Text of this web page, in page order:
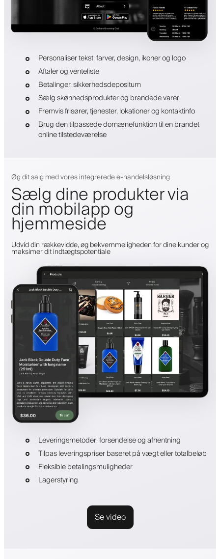
Personaliser tekst, farver, design, ikoner og logo
Aftaler og venteliste
Betalinger, sikkerhedsdepositum
Sælg skønhedsprodukter og brandede varer
Fremvis frisører, tjenester, lokationer og kontaktinfo
Brug den tilpassede domænefunktion til en brandet
online tilstedeværelse
Øg dit salg med vores integrerede e-handelsløsning
Sælg dine produkter via
din mobilapp og
hjemmeside
Udvid din rækkevidde, øg bekvemmeligheden for dine kunder og
maksimer dit indtægtspotentiale
Leveringsmetoder: forsendelse og afhentning
Tilpas leveringspriser baseret på vægt eller totalbeløb
Fleksible betalingsmuligheder
Lagerstyring
Se video